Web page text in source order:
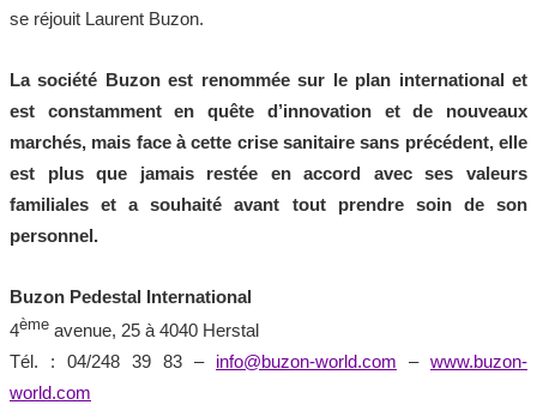
se réjouit Laurent Buzon.
La société Buzon est renommée sur le plan international et
est constamment en quête d’innovation et de nouveaux
marchés, mais face à cette crise sanitaire sans précédent, elle
est plus que jamais restée en accord avec ses valeurs
familiales et a souhaité avant tout prendre soin de son
personnel.
Buzon Pedestal International
4ème avenue, 25 à 4040 Herstal
Tél. : 04/248 39 83 – info@buzon-world.com – www.buzon-
world.com